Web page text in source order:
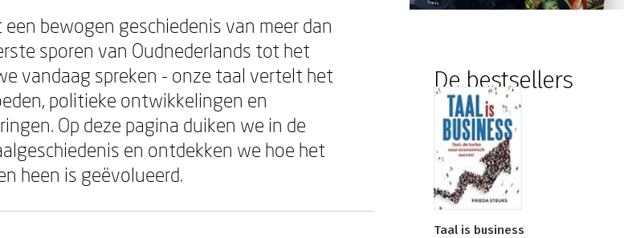
bewogen geschiedenis van meer dan
sporen van Oudnederlands tot het
vandaag spreken - onze taal vertelt het
politieke ontwikkelingen en
Op deze pagina duiken we in de
en ontdekken we hoe het
heen is geëvolueerd.
De bestsellers
Taal is business